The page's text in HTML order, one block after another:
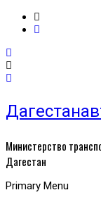
Министерство
Дагестан
Primary Menu